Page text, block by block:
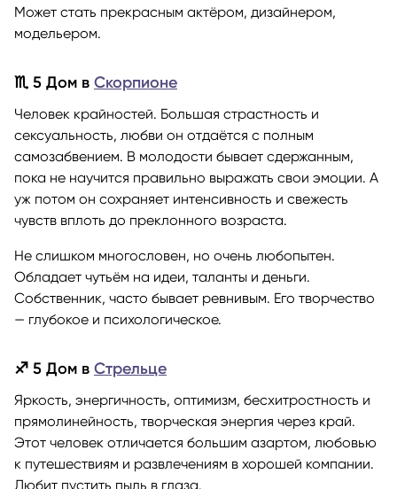
Может стать прекрасным актёром, дизайнером,
модельером.
♏ 5 Дом в Скорпионе
Человек крайностей. Большая страстность и
сексуальность, любви он отдаётся с полным
самозабвением. В молодости бывает сдержанным,
пока не научится правильно выражать свои эмоции. А
уж потом он сохраняет интенсивность и свежесть
чувств вплоть до преклонного возраста.
Не слишком многословен, но очень любопытен.
Обладает чутьём на идеи, таланты и деньги.
Собственник, часто бывает ревнивым. Его творчество
— глубокое и психологическое.
♐ 5 Дом в Стрельце
Яркость, энергичность, оптимизм, бесхитростность и
прямолинейность, творческая энергия через край.
Этот человек отличается большим азартом, любовью
к путешествиям и развлечениям в хорошей компании.
Любит пустить пыль в глаза.